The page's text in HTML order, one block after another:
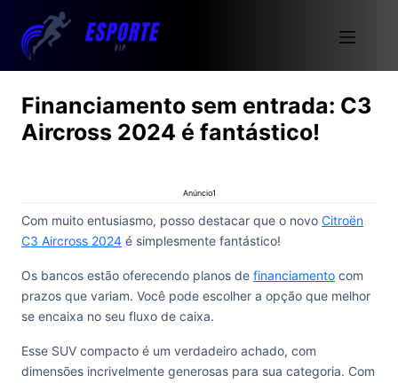
Financiamento sem entrada: C3
Aircross 2024 é fantástico!
Anúncio1
Com muito entusiasmo, posso destacar que o novo Citroën
C3 Aircross 2024 é simplesmente fantástico!
Os bancos estão oferecendo planos de financiamento com
prazos que variam. Você pode escolher a opção que melhor
se encaixa no seu fluxo de caixa.
Esse SUV compacto é um verdadeiro achado, com
dimensões incrivelmente generosas para sua categoria. Com